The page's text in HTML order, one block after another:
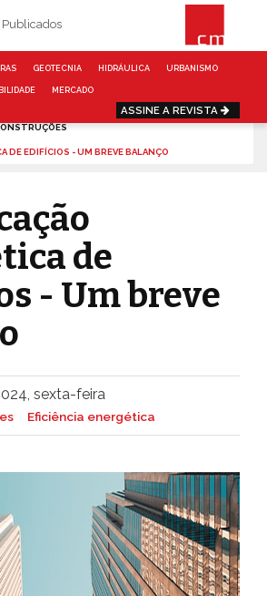
GEOTECNIA HIDRÁULICA URBANISMO
MERCADO
ASSINE A REVISTA
DE EDIFÍCIOS - UM BREVE BALANÇO
de
- Um breve
sexta-feira
Eficiência energética